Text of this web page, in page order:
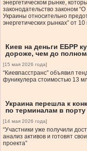
энергетическом рынке,
законодательство законом
Украины относительно
энергетических рынках” от
Киев на деньги ЕБРР
дороже, чем до
[15 мая 2026 года]
“Киевпасстранс” объявил
фуникулера стоимостью 13
Украина перешла к
по терминалам в
[14 мая 2026 года]
“Участники уже получили
анализ активов и готовят
проекта”